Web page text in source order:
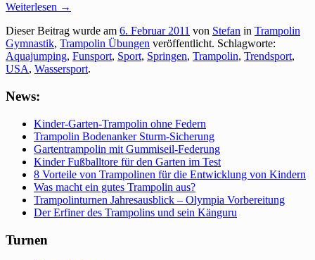
Weiterlesen →
Dieser Beitrag wurde am 6. Februar 2011 von Stefan in Trampolin
Gymnastik, Trampolin Übungen veröffentlicht. Schlagworte:
Aquajumping, Funsport, Sport, Springen, Trampolin, Trendsport,
USA, Wassersport.
News:
Kinder-Garten-Trampolin ohne Federn
Trampolin Bodenanker Sturm-Sicherung
Gartentrampolin mit Gummiseil-Federung
Kinder Fußballtore für den Garten im Test
8 Vorteile von Trampolinen für die Entwicklung von Kindern
Was macht ein gutes Trampolin aus?
Trampolinturnen Jahresausblick – Olympia Vorbereitung
Der Erfiner des Trampolins und sein Känguru
Turnen